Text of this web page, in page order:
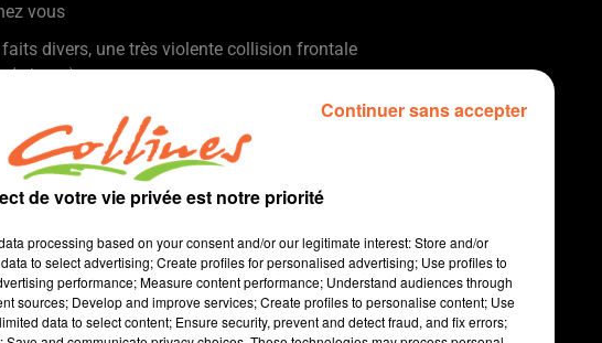
vous
divers, une très violente collision frontale
( photo ).
d’eau entrent en vigueur dans les
un passage en alerte renforcée sur le sous-
organisé ce jeudi matin à Chiché par l’office
Bressuirais. Il reste quelques places
ludique et patrimoniale.
un troisième cheval offert par le
Ardennes pour la Cinéscénie. Ce don
de l’exode des Ardennais en 1940.
de votre vie privée est notre priorité
processing based on your consent and/or our legitimate interest: Store and/or
to select advertising; Create profiles for personalised advertising; Use profiles to
performance; Measure content performance; Understand audiences through
sources; Develop and improve services; Create profiles to personalise content; Use
data to select content; Ensure security, prevent and detect fraud, and fix errors;
Continuer sans accepter